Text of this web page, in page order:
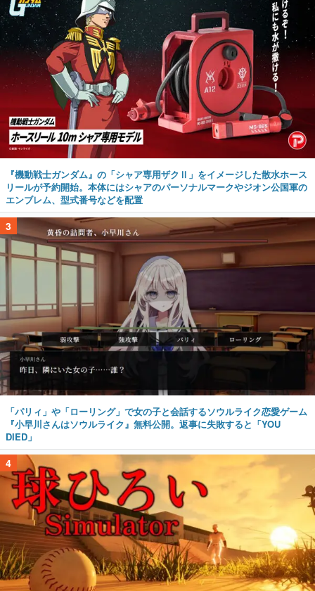
『機動戦士ガンダム』の「シャア専用ザクⅡ」をイメージした散水ホース
リールが予約開始。本体にはシャアのパーソナルマークやジオン公国軍の
エンブレム、型式番号などを配置
3
「パリィ」や「ローリング」で女の子と会話するソウルライク恋愛ゲーム
『小早川さんはソウルライク』無料公開。返事に失敗すると「YOU
DIED」
4